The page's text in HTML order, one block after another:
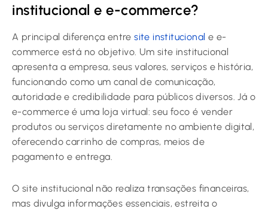
institucional e e-commerce?
A principal diferença entresite institucional e e-
commerce está no objetivo. Um site institucional
apresenta a empresa, seus valores, serviços e história,
funcionando como um canal de comunicação,
autoridade e credibilidade para públicos diversos. Já o
e-commerce é uma loja virtual: seu foco é vender
produtos ou serviços diretamente no ambiente digital,
oferecendo carrinho de compras, meios de
pagamento e entrega.
O site institucional não realiza transações financeiras,
mas divulga informações essenciais, estreita o